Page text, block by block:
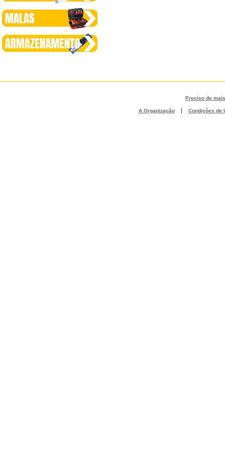
Preciso de
A Organização | Condições de